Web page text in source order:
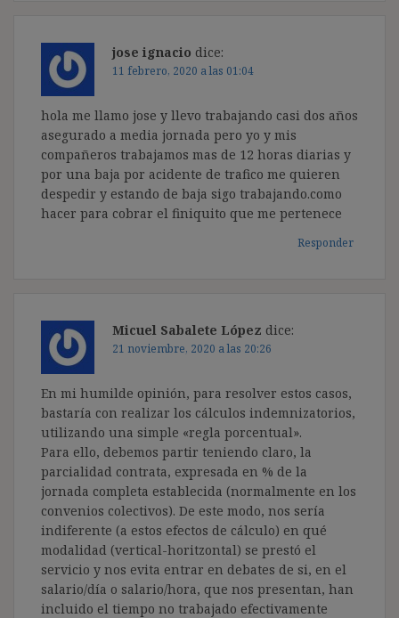
jose ignacio dice:
11 febrero, 2020 a las 01:04
hola me llamo jose y llevo trabajando casi dos años
asegurado a media jornada pero yo y mis
compañeros trabajamos mas de 12 horas diarias y
por una baja por acidente de trafico me quieren
despedir y estando de baja sigo trabajando.como
hacer para cobrar el finiquito que me pertenece
Responder
Micuel Sabalete López dice:
21 noviembre, 2020 a las 20:26
En mi humilde opinión, para resolver estos casos,
bastaría con realizar los cálculos indemnizatorios,
utilizando una simple «regla porcentual».
Para ello, debemos partir teniendo claro, la
parcialidad contrata, expresada en % de la
jornada completa establecida (normalmente en los
convenios colectivos). De este modo, nos sería
indiferente (a estos efectos de cálculo) en qué
modalidad (vertical-horitzontal) se prestó el
servicio y nos evita entrar en debates de si, en el
salario/día o salario/hora, que nos presentan, han
incluido el tiempo no trabajado efectivamente